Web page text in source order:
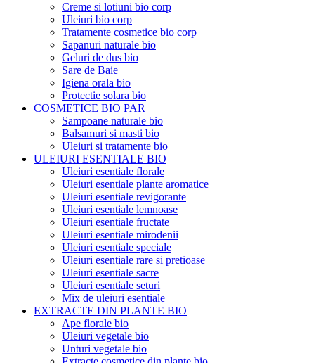
Creme si lotiuni bio corp
Uleiuri bio corp
Tratamente cosmetice bio corp
Sapanuri naturale bio
Geluri de dus bio
Sare de Baie
Igiena orala bio
Protectie solara bio
COSMETICE BIO PAR
Sampoane naturale bio
Balsamuri si masti bio
Uleiuri si tratamente bio
ULEIURI ESENTIALE BIO
Uleiuri esentiale florale
Uleiuri esentiale plante aromatice
Uleiuri esentiale revigorante
Uleiuri esentiale lemnoase
Uleiuri esentiale fructate
Uleiuri esentiale mirodenii
Uleiuri esentiale speciale
Uleiuri esentiale rare si pretioase
Uleiuri esentiale sacre
Uleiuri esentiale seturi
Mix de uleiuri esentiale
EXTRACTE DIN PLANTE BIO
Ape florale bio
Uleiuri vegetale bio
Unturi vegetale bio